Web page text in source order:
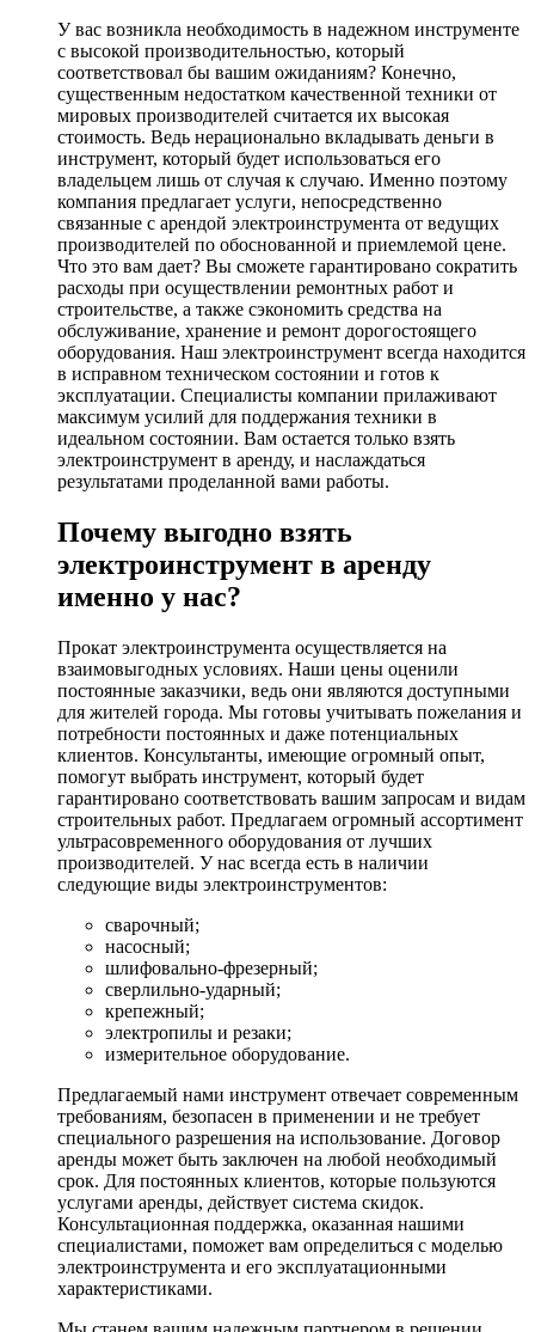
У вас возникла необходимость в надежном инструменте
с высокой производительностью, который
соответствовал бы вашим ожиданиям? Конечно,
существенным недостатком качественной техники от
мировых производителей считается их высокая
стоимость. Ведь нерационально вкладывать деньги в
инструмент, который будет использоваться его
владельцем лишь от случая к случаю. Именно поэтому
компания предлагает услуги, непосредственно
связанные с арендой электроинструмента от ведущих
производителей по обоснованной и приемлемой цене.
Что это вам дает? Вы сможете гарантировано сократить
расходы при осуществлении ремонтных работ и
строительстве, а также сэкономить средства на
обслуживание, хранение и ремонт дорогостоящего
оборудования. Наш электроинструмент всегда находится
в исправном техническом состоянии и готов к
эксплуатации. Специалисты компании прилаживают
максимум усилий для поддержания техники в
идеальном состоянии. Вам остается только взять
электроинструмент в аренду, и наслаждаться
результатами проделанной вами работы.
Почему выгодно взять
электроинструмент в аренду
именно у нас?
Прокат электроинструмента осуществляется на
взаимовыгодных условиях. Наши цены оценили
постоянные заказчики, ведь они являются доступными
для жителей города. Мы готовы учитывать пожелания и
потребности постоянных и даже потенциальных
клиентов. Консультанты, имеющие огромный опыт,
помогут выбрать инструмент, который будет
гарантировано соответствовать вашим запросам и видам
строительных работ. Предлагаем огромный ассортимент
ультрасовременного оборудования от лучших
производителей. У нас всегда есть в наличии
следующие виды электроинструментов:
сварочный;
насосный;
шлифовально-фрезерный;
сверлильно-ударный;
крепежный;
электропилы и резаки;
измерительное оборудование.
Предлагаемый нами инструмент отвечает современным
требованиям, безопасен в применении и не требует
специального разрешения на использование. Договор
аренды может быть заключен на любой необходимый
срок. Для постоянных клиентов, которые пользуются
услугами аренды, действует система скидок.
Консультационная поддержка, оказанная нашими
специалистами, поможет вам определиться с моделью
электроинструмента и его эксплуатационными
характеристиками.